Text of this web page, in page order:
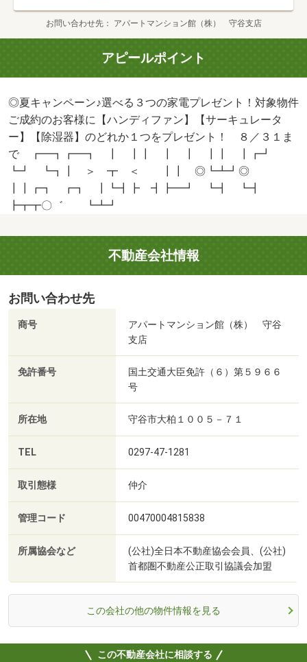
お問い合わせ先 アパートマンション館（株） 守谷支店
アピールポイント
◎夏キャンペーン♪選べる３つの家電プレゼント！対象物件
ご成約のお客様に【ハンディファン】【サーキュレータ
ー】【除湿器】のどれか１つをプレゼント！ ８／３１ま
で ┏━┓┏━┓ ┃ ┃┃ ┃ ┃ ┃┃ ┃┏┛
┗┛ ┗┓┃ ＞ ┳ ＜ ┃┃ ◎┗┻┛◎
┃┃┏┓ ┏┓ ┃┗┫┣ ┫┣━┛ ┗┫ ┗┫
┣┳┳〇゛ ┗┻┛
不動産会社情報
お問い合わせ先
商号
アパートマンション館（株） 守谷
支店
免許番号
国土交通大臣免許（６）第５９６６
号
所在地 守谷市大柏１００５－７１
TEL 0297-47-1281
取引態様 仲介
管理コード 00470004815838
所属協会など
(公社)全日本不動産協会会員、(公社)
首都圏不動産公正取引協議会加盟
この会社の他の物件情報を見る
この不動産会社に相談する